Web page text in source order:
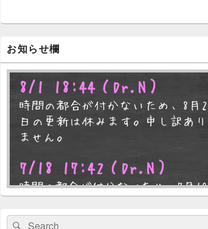
お知らせ欄
8/1 18:44 （Dr.N）
時間の都合が付かないため、8月2
日の更新は休みます。申し訳あり
ません。
7/18 17:42 （Dr.N）
時間の都合が付かないため、7月19
ません。
検
検